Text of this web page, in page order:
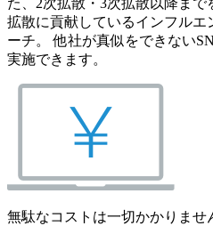
た、2次拡散・3次拡散以降まで
拡散に貢献しているインフルエ
ーチ。 他社が真似をできない
実施できます。
無駄なコストは一切かかりませ